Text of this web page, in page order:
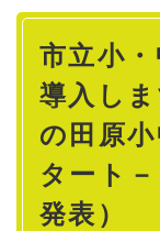
本
市立小
導入し
の田原
タート
発表）